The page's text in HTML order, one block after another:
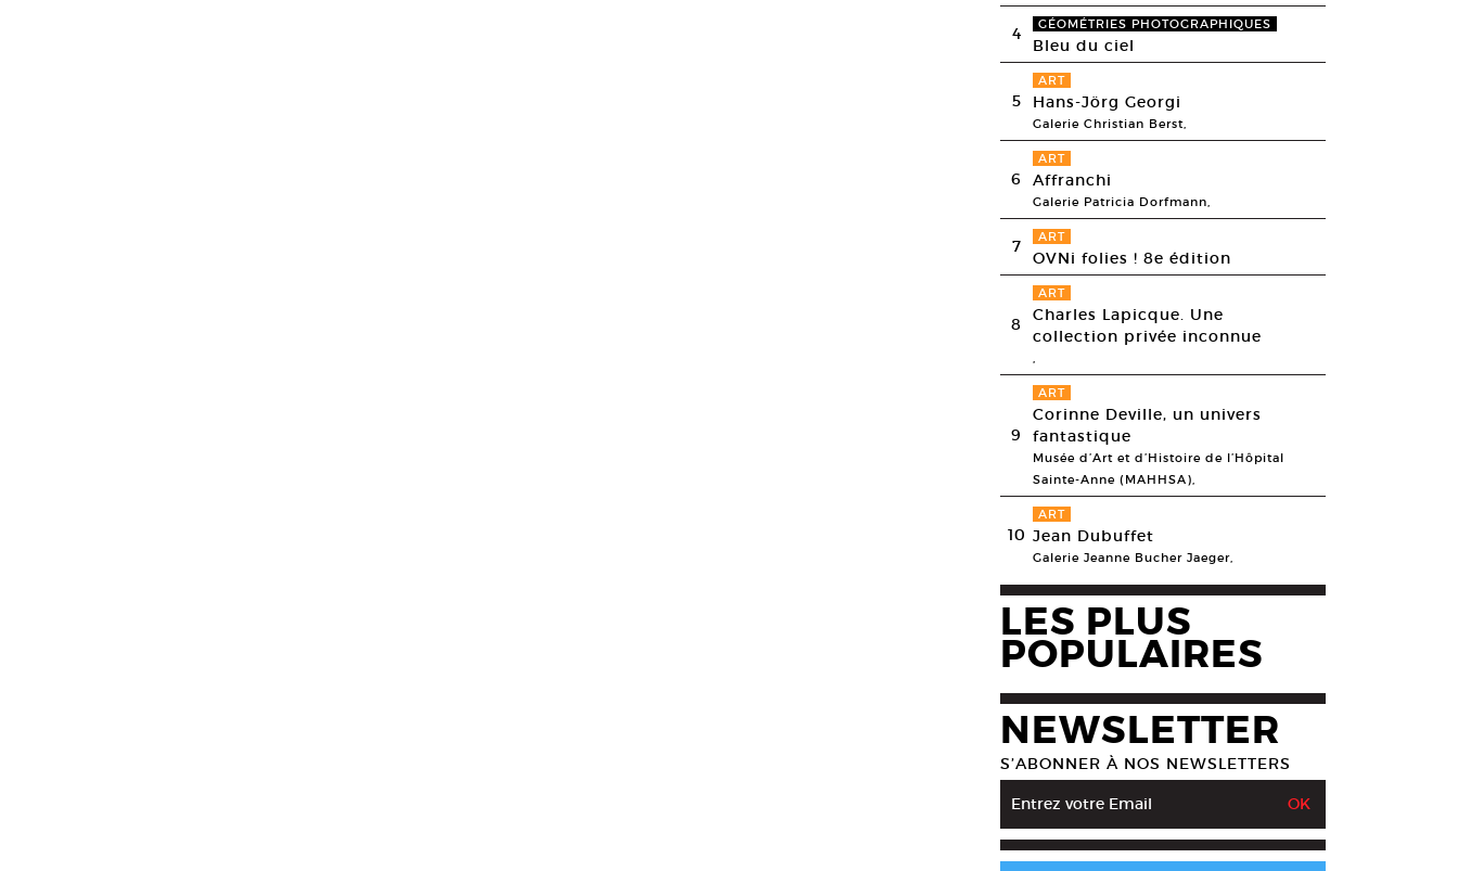
4 GÉOMÉTRIES PHOTOGRAPHIQUES
Bleu du ciel
5
ART
Hans-Jörg Georgi
Galerie Christian Berst,
6
ART
Affranchi
Galerie Patricia Dorfmann,
7 ART
OVNi folies ! 8e édition
8
ART
Charles Lapicque. Une
collection privée inconnue
,
9
ART
Corinne Deville, un univers
fantastique
Musée d’Art et d’Histoire de l’Hôpital
Sainte-Anne (MAHHSA),
10
ART
Jean Dubuffet
Galerie Jeanne Bucher Jaeger,
LES PLUS
POPULAIRES
NEWSLETTER
S’ABONNER À NOS NEWSLETTERS